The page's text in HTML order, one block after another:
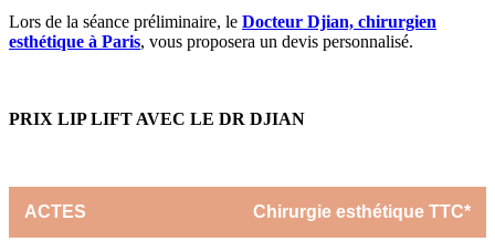
Lors de la séance préliminaire, le Docteur Djian, chirurgien
esthétique à Paris, vous proposera un devis personnalisé.
PRIX LIP LIFT AVEC LE DR DJIAN
ACTES Chirurgie esthétique TTC*